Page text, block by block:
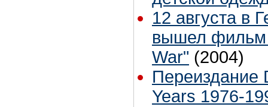
12 августа в
вышел фильм
War" (2004)
Переиздание
Years 1976-